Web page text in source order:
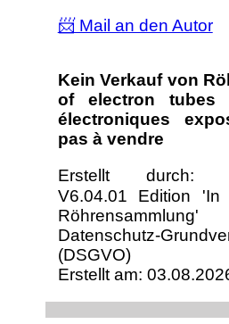
📨 Mail an den Autor
Kein Verkauf von
of electron tubes
électroniques
pas à vendre
Erstellt durch:
V6.04.01 Edition 'In
Datenschutz-
(DSGVO)
Erstellt am: